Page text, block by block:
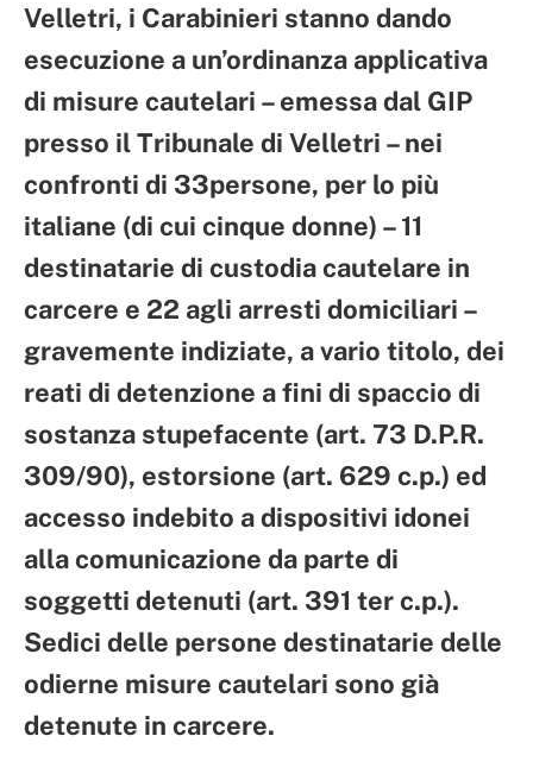
Velletri, i Carabinieri stanno dando
esecuzione a un’ordinanza applicativa
di misure cautelari – emessa dal GIP
presso il Tribunale di Velletri – nei
confronti di 33persone, per lo più
italiane (di cui cinque donne) – 11
destinatarie di custodia cautelare in
carcere e 22 agli arresti domiciliari –
gravemente indiziate, a vario titolo, dei
reati di detenzione a fini di spaccio di
sostanza stupefacente (art. 73 D.P.R.
309/90), estorsione (art. 629 c.p.) ed
accesso indebito a dispositivi idonei
alla comunicazione da parte di
soggetti detenuti (art. 391 ter c.p.).
Sedici delle persone destinatarie delle
odierne misure cautelari sono già
detenute in carcere.